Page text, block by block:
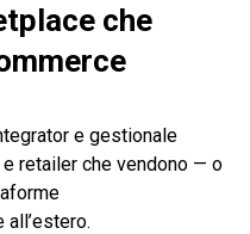
che
e gestionale
retailer che vendono — o